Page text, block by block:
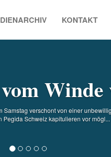
KONTAKT
verschont von einer
Pegida Schweiz kapitulieren vor mögl...